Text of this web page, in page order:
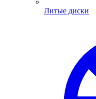
Литые диски